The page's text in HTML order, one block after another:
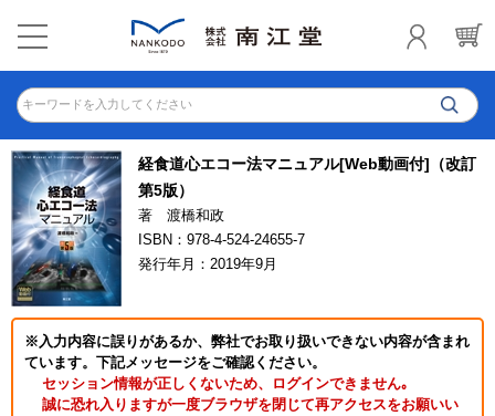
キーワードを入力してください
経食道心エコー法マニュアル[Web動画付]（改訂
第5版）
著 渡橋和政
ISBN：978-4-524-24655-7
発行年月：2019年9月
※入力内容に誤りがあるか、弊社でお取り扱いできない内容が含まれ
ています。下記メッセージをご確認ください。
セッション情報が正しくないため、ログインできません｡
誠に恐れ入りますが一度ブラウザを閉じて再アクセスをお願いい